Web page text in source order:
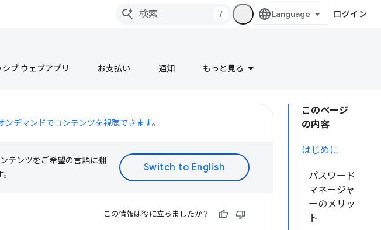
/ ログイン
ブ ウェブアプリ お支払い 通知 もっと見る
このページ
の内容
はじめに
パスワード
マネージャ
ーのメリッ
ト
ンデマンドでコンテンツを視聴できます。
テンツをご希望の言語に翻
この情報は役に立ちましたか？